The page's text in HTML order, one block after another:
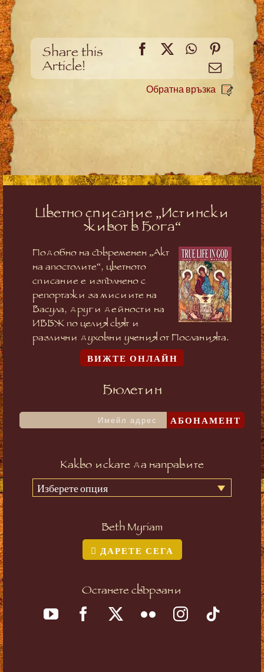
Share this
Article!
Facebook
X WhatsApp
Meйл
Обратна връзка
Цветно списание „Истински
живот в Бога“
Подобно на съвременен „Акт
на апостолите“, цветното
списание е изпълнено с
репортажи за мисиите на
Васула, други дейности на
ИВБЖ по целия свят и
различни духовни учения от Посланията.
ВИЖТЕ ОНЛАЙН
Бюлетин
АБОНАМЕНТ
Какво искате да направите
Изберете опция
Beth Myriam
ДАРЕТЕ СЕГА
Останете свързани